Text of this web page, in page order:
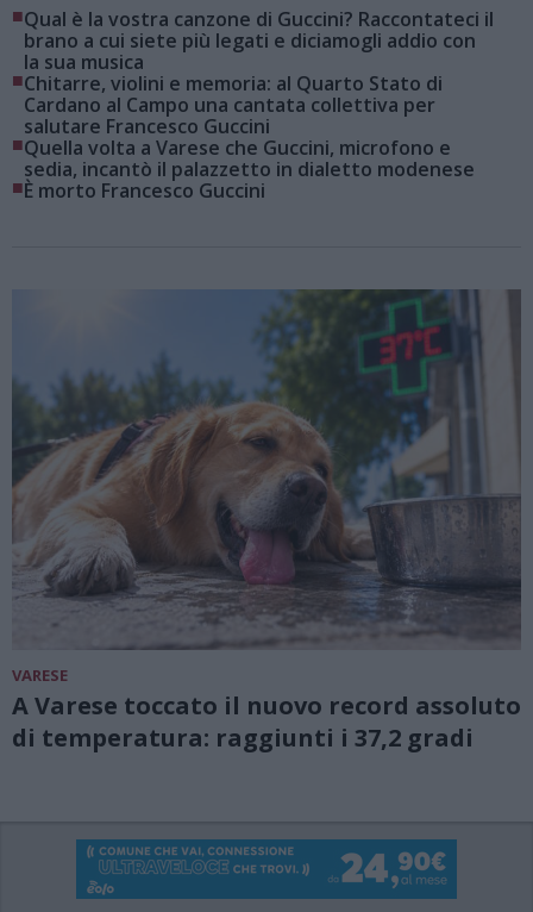
■Qual è la vostra canzone di Guccini? Raccontateci il
brano a cui siete più legati e diciamogli addio con
la sua musica
■Chitarre, violini e memoria: al Quarto Stato di
Cardano al Campo una cantata collettiva per
salutare Francesco Guccini
■Quella volta a Varese che Guccini, microfono e
sedia, incantò il palazzetto in dialetto modenese
■È morto Francesco Guccini
VARESE
A Varese toccato il nuovo record assoluto
di temperatura: raggiunti i 37,2 gradi